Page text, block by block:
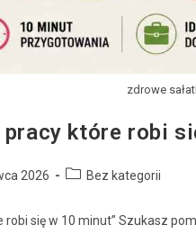
zdrowe
pracy które robi
2026 Bez kategorii
się w 10 minut” Szukasz